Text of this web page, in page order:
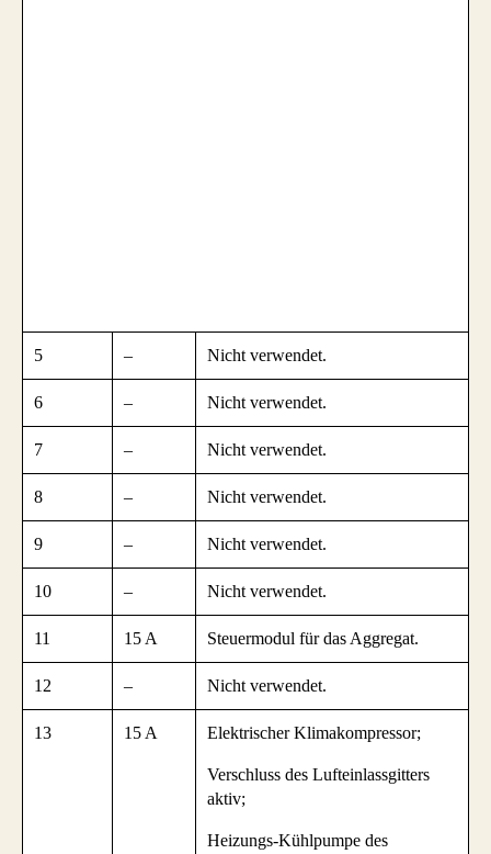
5 – Nicht verwendet.
6 – Nicht verwendet.
7 – Nicht verwendet.
8 – Nicht verwendet.
9 – Nicht verwendet.
10 – Nicht verwendet.
11 15 A Steuermodul für das Aggregat.
12 – Nicht verwendet.
13 15 A Elektrischer Klimakompressor;
Verschluss des Lufteinlassgitters
aktiv;
Heizungs-Kühlpumpe des